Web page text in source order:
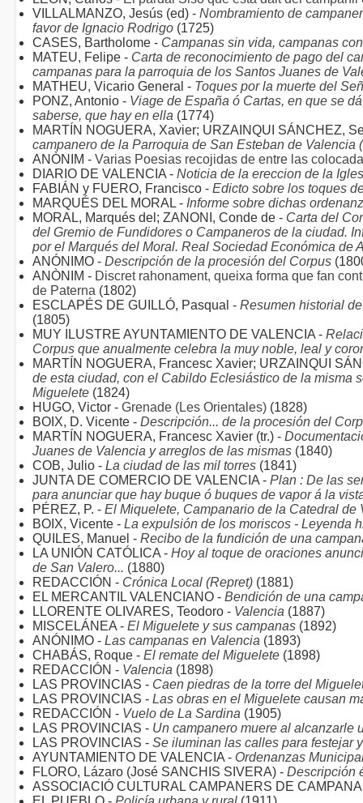
VILLALMANZO, Jesús (ed) - Nombramiento de
favor de Ignacio Rodrigo (1725)
CASES, Bartholome - Campanas sin vida, campanas
MATEU, Felipe - Carta de reconocimiento de pago del
campanas para la parroquia de los Santos Juanes de
MATHEU, Vicario General - Toques por la muerte del
PONZ, Antonio - Viage de España ó Cartas, en que se
saberse, que hay en ella (1774)
MARTÍN NOGUERA, Xavier; URZAINQUI SÁNCHEZ,
campanero de la Parroquia de San Esteban de Valencia
ANÒNIM - Varias Poesias recojidas de entre las
DIARIO DE VALENCIA - Noticia de la ereccion de la
FABIÁN y FUERO, Francisco - Edicto sobre los toques
MARQUÉS DEL MORAL - Informe sobre dichas
MORAL, Marqués del; ZANONI, Conde de - Carta del
del Gremio de Fundidores o Campaneros de la ciudad.
por el Marqués del Moral. Real Sociedad Económica de
ANÓNIMO - Descripción de la procesión del Corpus
ANÒNIM - Discret rahonament, queixa forma que fan
de Paterna (1802)
ESCLAPÉS DE GUILLÓ, Pasqual - Resumen historial
(1805)
MUY ILUSTRE AYUNTAMIENTO DE VALENCIA -
Corpus que anualmente celebra la muy noble, leal y
MARTÍN NOGUERA, Francesc Xavier; URZAINQUI
de esta ciudad, con el Cabildo Eclesiástico de la misma
Miguelete (1824)
HUGO, Victor - Grenade (Les Orientales) (1828)
BOIX, D. Vicente - Descripción... de la procesión del
MARTÍN NOGUERA, Francesc Xavier (tr.) -
Juanes de Valencia y arreglos de las mismas (1840)
COB, Julio - La ciudad de las mil torres (1841)
JUNTA DE COMERCIO DE VALENCIA - Plan : De las
para anunciar que hay buque ó buques de vapor á la
PÉREZ, P. - El Miquelete, Campanario de la Catedral de
BOIX, Vicente - La expulsión de los moriscos - Leyenda
QUILES, Manuel - Recibo de la fundición de una
LA UNIÓN CATÓLICA - Hoy al toque de oraciones
de San Valero... (1880)
REDACCIÓN - Crónica Local (Repret) (1881)
EL MERCANTIL VALENCIANO - Bendición de una
LLORENTE OLIVARES, Teodoro - Valencia (1887)
MISCELÁNEA - El Miguelete y sus campanas (1892)
ANÓNIMO - Las campanas en Valencia (1893)
CHABÁS, Roque - El remate del Miguelete (1898)
REDACCIÓN - Valencia (1898)
LAS PROVINCIAS - Caen piedras de la torre del
LAS PROVINCIAS - Las obras en el Miguelete causan
REDACCIÓN - Vuelo de La Sardina (1905)
LAS PROVINCIAS - Un campanero muere al alcanzarle
LAS PROVINCIAS - Se iluminan las calles para festejar
AYUNTAMIENTO DE VALENCIA - Ordenanzas
FLORO, Lázaro (José SANCHIS SIVERA) - Descripción
ASSOCIACIÓ CULTURAL CAMPANERS DE